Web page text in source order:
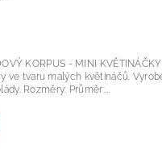
KORPUS - MINI KVĚTINÁČKY Hotové
malých květináčů. Vyrobeny z
obarvené bílé čokolády. Rozměry: Průměr:...